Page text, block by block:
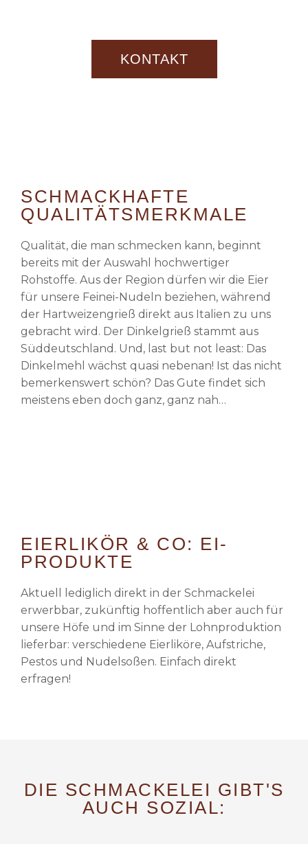
KONTAKT
SCHMACKHAFTE
QUALITÄTSMERKMALE
Qualität, die man schmecken kann, beginnt
bereits mit der Auswahl hochwertiger
Rohstoffe. Aus der Region dürfen wir die Eier
für unsere Feinei-Nudeln beziehen, während
der Hartweizengrieß direkt aus Italien zu uns
gebracht wird. Der Dinkelgrieß stammt aus
Süddeutschland. Und, last but not least: Das
Dinkelmehl wächst quasi nebenan! Ist das nicht
bemerkenswert schön? Das Gute findet sich
meistens eben doch ganz, ganz nah…
EIERLIKÖR & CO: EI-
PRODUKTE
Aktuell lediglich direkt in der Schmackelei
erwerbbar, zukünftig hoffentlich aber auch für
unsere Höfe und im Sinne der Lohnproduktion
lieferbar: verschiedene Eierliköre, Aufstriche,
Pestos und Nudelsoßen. Einfach direkt
erfragen!
DIE SCHMACKELEI GIBT'S
AUCH SOZIAL: